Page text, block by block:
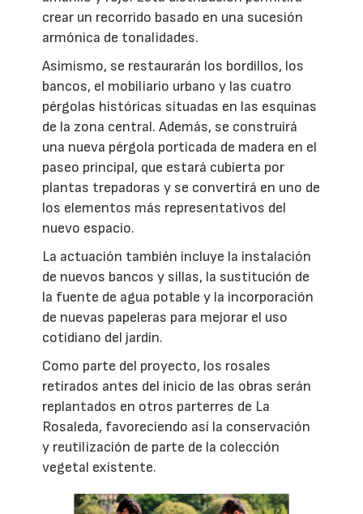
crear un recorrido basado en una sucesión
armónica de tonalidades.
Asimismo, se restaurarán los bordillos, los
bancos, el mobiliario urbano y las cuatro
pérgolas históricas situadas en las esquinas
de la zona central. Además, se construirá
una nueva pérgola porticada de madera en el
paseo principal, que estará cubierta por
plantas trepadoras y se convertirá en uno de
los elementos más representativos del
nuevo espacio.
La actuación también incluye la instalación
de nuevos bancos y sillas, la sustitución de
la fuente de agua potable y la incorporación
de nuevas papeleras para mejorar el uso
cotidiano del jardín.
Como parte del proyecto, los rosales
retirados antes del inicio de las obras serán
replantados en otros parterres de La
Rosaleda, favoreciendo así la conservación
y reutilización de parte de la colección
vegetal existente.